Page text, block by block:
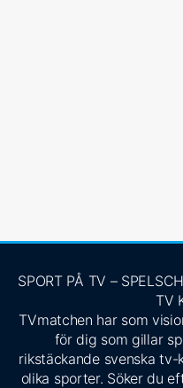
SPORT PÅ TV –
TV
TVmatchen har som
för dig som gillar
rikstäckande svenska tv-
olika sporter. Söker du